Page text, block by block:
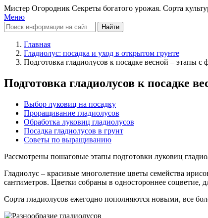
Мистер Огородник Секреты богатого урожая. Сорта
Меню
Найти
Главная
Гладиолус: посадка и уход в открытом грунте
Подготовка гладиолусов к посадке весной – этапы с
Подготовка гладиолусов к посадке
Выбор луковиц на посадку
Проращивание гладиолусов
Обработка луковиц гладиолусов
Посадка гладиолусов в грунт
Советы по выращиванию
Рассмотрены пошаговые этапы подготовки луковиц
Гладиолус – красивые многолетние цветы семейства
сантиметров. Цветки собраны в одностороннее соцветие,
Сорта гладиолусов ежегодно пополняются новыми, все